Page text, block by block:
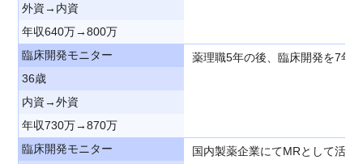
外資→内資
年収640万→800万
臨床開発モニター
薬理職5年の後、臨床開発を7年
36歳
内資→外資
年収730万→870万
臨床開発モニター
国内製薬企業にてMRとして活